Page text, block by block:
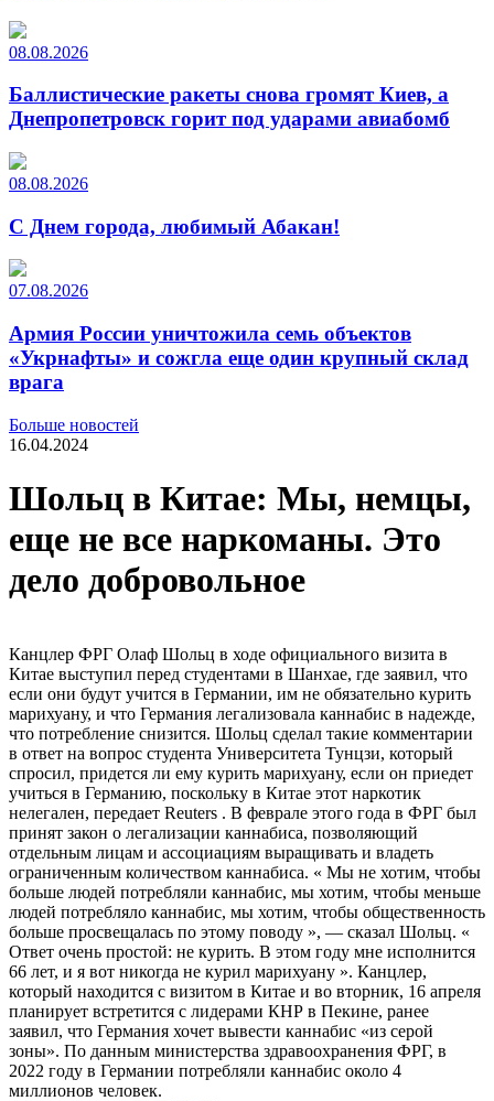
08.08.2026
Баллистические ракеты снова громят Киев, а
Днепропетровск горит под ударами авиабомб
08.08.2026
С Днем города, любимый Абакан!
07.08.2026
Армия России уничтожила семь объектов
«Укрнафты» и сожгла еще один крупный склад
врага
Больше новостей
16.04.2024
Шольц в Китае: Мы, немцы,
еще не все наркоманы. Это
дело добровольное
Канцлер ФРГ Олаф Шольц в ходе официального визита в
Китае выступил перед студентами в Шанхае, где заявил, что
если они будут учится в Германии, им не обязательно курить
марихуану, и что Германия легализовала каннабис в надежде,
что потребление снизится. Шольц сделал такие комментарии
в ответ на вопрос студента Университета Тунцзи, который
спросил, придется ли ему курить марихуану, если он приедет
учиться в Германию, поскольку в Китае этот наркотик
нелегален, передает Reuters . В феврале этого года в ФРГ был
принят закон о легализации каннабиса, позволяющий
отдельным лицам и ассоциациям выращивать и владеть
ограниченным количеством каннабиса. « Мы не хотим, чтобы
больше людей потребляли каннабис, мы хотим, чтобы меньше
людей потребляло каннабис, мы хотим, чтобы общественность
больше просвещалась по этому поводу », — сказал Шольц. «
Ответ очень простой: не курить. В этом году мне исполнится
66 лет, и я вот никогда не курил марихуану ». Канцлер,
который находится с визитом в Китае и во вторник, 16 апреля
планирует встретится с лидерами КНР в Пекине, ранее
заявил, что Германия хочет вывести каннабис «из серой
зоны». По данным министерства здравоохранения ФРГ, в
2022 году в Германии потребляли каннабис около 4
миллионов человек.